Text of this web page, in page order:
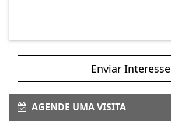
Enviar Interesse
AGENDE UMA VISITA